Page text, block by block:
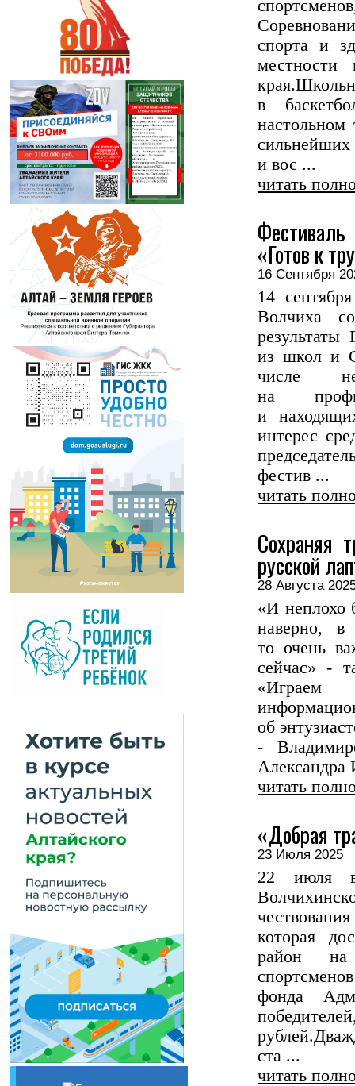
спорта и
местности
в
сильнейших
и вос ...
читать
Фестиваль
«Готов к
16 Сентября
14
Волчиха
из школ и
числе
на
и
интерес
фестив ...
читать
Сохраняя
русской
28 Августа
«И неплохо
наверно,
то очень
сейчас» -
об
-
Александра
читать
«Добрая
23 Июля
22 июля в
которая
район на
фонда
ста ...
читать